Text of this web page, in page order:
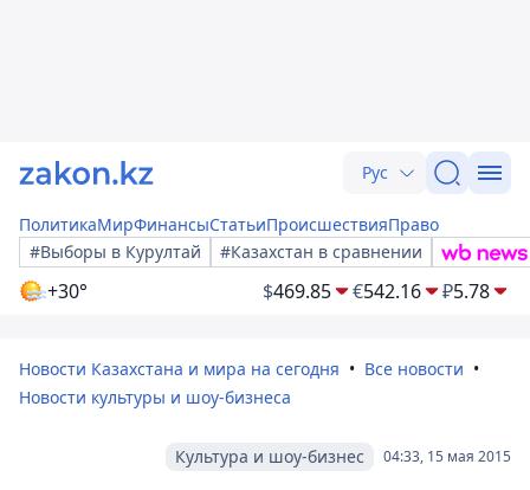
Рус
ПолитикаМирФинансыСтатьиПроисшествияПраво
#Выборы в Курултай
#Казахстан в сравнении
+30° $469.85 €542.16 ₽5.78
Новости Казахстана и мира на сегодня
Все новости
Новости культуры и шоу-бизнеса
04:33, 15 мая 2015
Культура и шоу-бизнес